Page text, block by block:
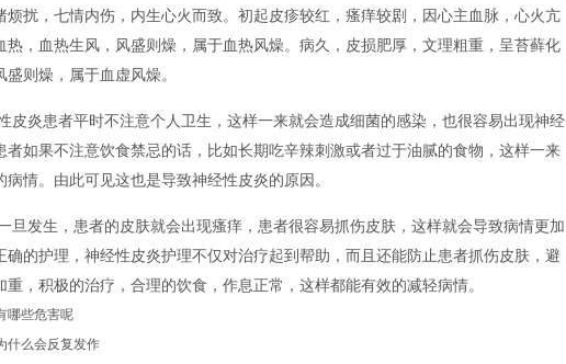
烦扰，七情内伤，内生心火而致。初起皮疹较红，瘙痒较剧，因心主血脉，心火亢
热，血热生风，风盛则燥，属于血热风燥。病久，皮损肥厚，文理粗重，呈苔藓化
则燥，属于血虚风燥。
皮炎患者平时不注意个人卫生，这样一来就会造成细菌的感染，也很容易出现神经
者如果不注意饮食禁忌的话，比如长期吃辛辣刺激或者过于油腻的食物，这样一来
病情。由此可见这也是导致神经性皮炎的原因。
旦发生，患者的皮肤就会出现瘙痒，患者很容易抓伤皮肤，这样就会导致病情更加
确的护理，神经性皮炎护理不仅对治疗起到帮助，而且还能防止患者抓伤皮肤，避
，积极的治疗，合理的饮食，作息正常，这样都能有效的减轻病情。
哪些危害呢
什么会反复发作